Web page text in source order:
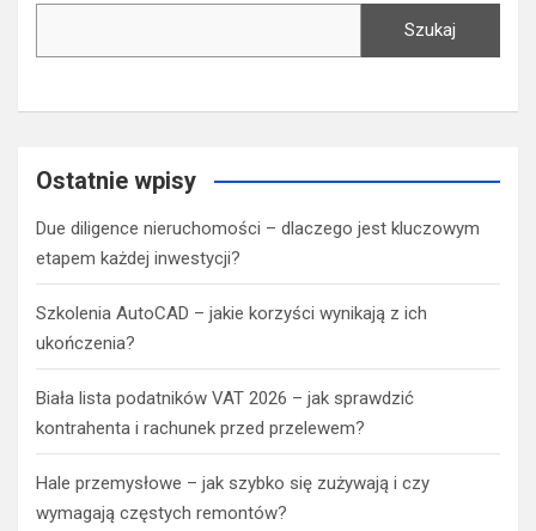
Szukaj
Ostatnie wpisy
Due diligence nieruchomości – dlaczego jest kluczowym
etapem każdej inwestycji?
Szkolenia AutoCAD – jakie korzyści wynikają z ich
ukończenia?
Biała lista podatników VAT 2026 – jak sprawdzić
kontrahenta i rachunek przed przelewem?
Hale przemysłowe – jak szybko się zużywają i czy
wymagają częstych remontów?